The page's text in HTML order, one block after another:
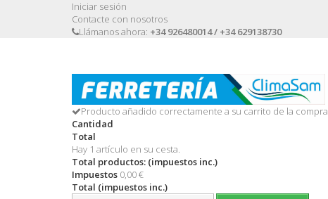
Iniciar sesión
Contacte con nosotros
Llámanos ahora: +34 926480014 / +34 629138730
Producto añadido correctamente a su carrito de la compra
Cantidad
Total
Hay 1 artículo en su cesta.
Total productos: (impuestos inc.)
Impuestos 0,00 €
Total (impuestos inc.)